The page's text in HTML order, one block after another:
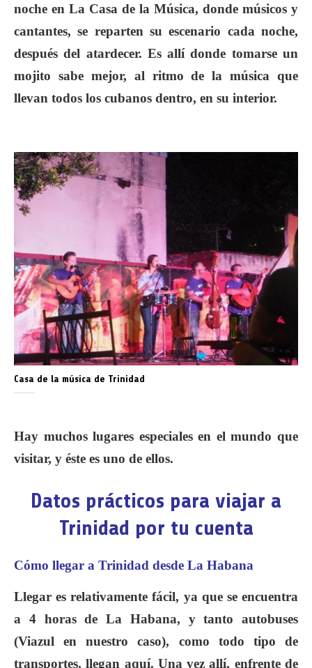
noche en La Casa de la Música, donde músicos y
cantantes, se reparten su escenario cada noche,
después del atardecer. Es allí donde tomarse un
mojito sabe mejor, al ritmo de la música que
llevan todos los cubanos dentro, en su interior.
Casa de la música de Trinidad
Hay muchos lugares especiales en el mundo que
visitar, y éste es uno de ellos.
Datos prácticos para viajar a
Trinidad por tu cuenta
Cómo llegar a Trinidad desde La Habana
Llegar es relativamente fácil, ya que se encuentra
a 4 horas de La Habana, y tanto autobuses
(Viazul en nuestro caso), como todo tipo de
transportes, llegan aquí. Una vez allí, enfrente de